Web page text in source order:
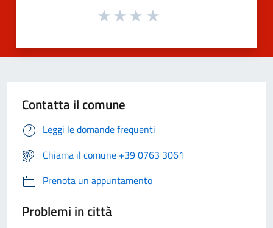
Contatta il comune
Leggi le domande frequenti
Chiama il comune +39 0763 3061
Prenota un appuntamento
Problemi in città